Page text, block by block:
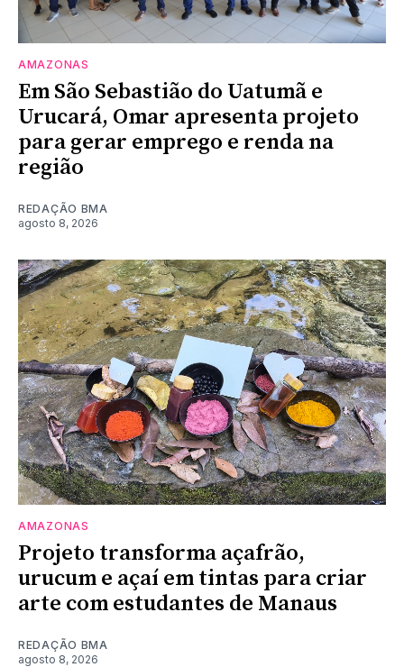
AMAZONAS
Em São Sebastião do Uatumã e
Urucará, Omar apresenta projeto
para gerar emprego e renda na
região
REDAÇÃO BMA
agosto 8, 2026
AMAZONAS
Projeto transforma açafrão,
urucum e açaí em tintas para criar
arte com estudantes de Manaus
REDAÇÃO BMA
agosto 8, 2026